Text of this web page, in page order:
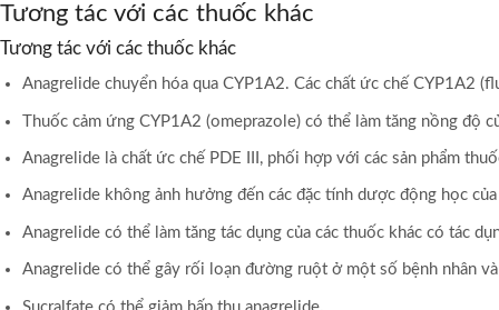
Tương tác với các thuốc khác
Tương tác với các thuốc khác
Anagrelide chuyển hóa qua CYP1A2. Các chất ức chế CYP1A2
Thuốc cảm ứng CYP1A2 (omeprazole) có thể làm tăng nồng độ
Anagrelide là chất ức chế PDE III, phối hợp với các sản phẩm
Anagrelide không ảnh hưởng đến các đặc tính dược động học
Anagrelide có thể làm tăng tác dụng của các thuốc khác có tác
Anagrelide có thể gây rối loạn đường ruột ở một số bệnh nhân